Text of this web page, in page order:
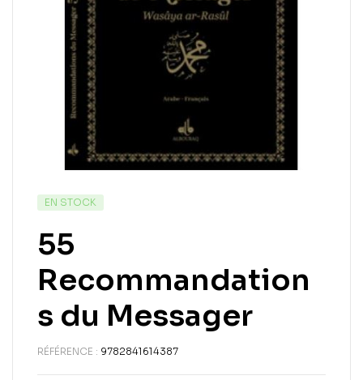
EN STOCK
55
Recommandation
s du Messager
RÉFÉRENCE : 9782841614387